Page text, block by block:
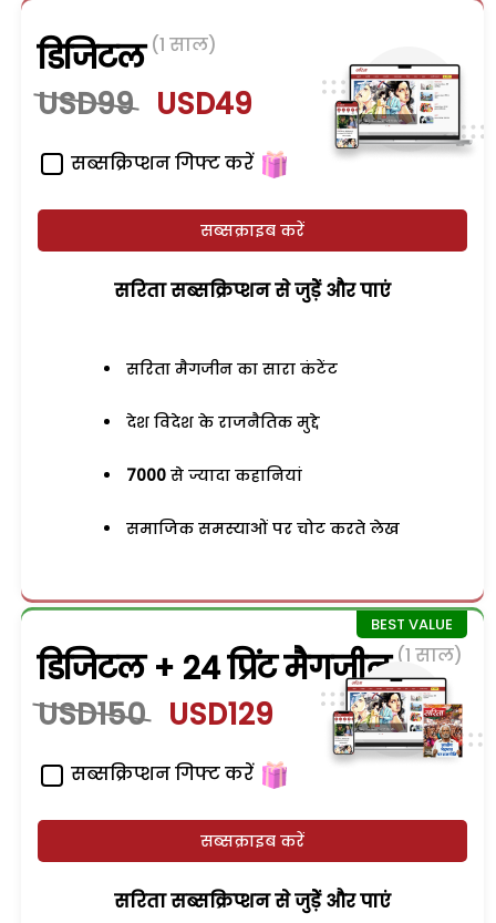
डिजिटल (1 साल)
USD99 USD49
सब्सक्रिप्शन गिफ्ट करें
सब्सक्राइब करें
सरिता सब्सक्रिप्शन से जुड़ेें और पाएं
सरिता मैगजीन का सारा कंटेंट
देश विदेश के राजनैतिक मुद्दे
7000 से ज्यादा कहानियां
समाजिक समस्याओं पर चोट करते लेख
डिजिटल + 24 प्रिंट मैगजीन (1 साल)
USD150 USD129
सब्सक्रिप्शन गिफ्ट करें
सब्सक्राइब करें
सरिता सब्सक्रिप्शन से जुड़ेें और पाएं